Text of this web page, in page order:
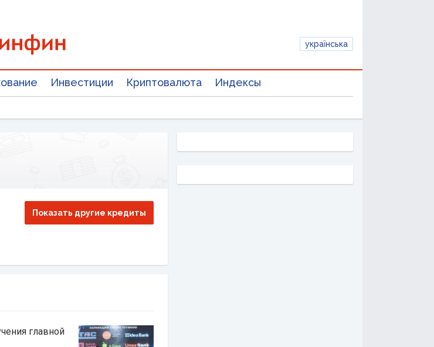
українська
Инвестиции Криптовалюта Индексы
Показать другие кредиты
главной